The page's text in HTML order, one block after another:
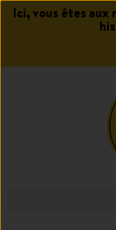
Ici, vous êtes aux